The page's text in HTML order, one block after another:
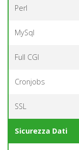
Perl
MySql
Full CGI
Cronjobs
SSL
Sicurezza Dati